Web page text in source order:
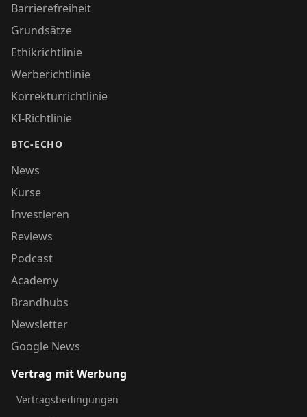
Barrierefreiheit
Grundsätze
Ethikrichtlinie
Werberichtlinie
Korrekturrichtlinie
KI-Richtlinie
BTC-ECHO
News
Kurse
Investieren
Reviews
Podcast
Academy
Brandhubs
Newsletter
Google News
Vertrag mit Werbung
Vertragsbedingungen